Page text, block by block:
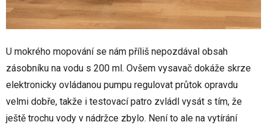
U mokrého mopování se nám příliš nepozdával obsah
zásobníku na vodu s 200 ml. Ovšem vysavač dokáže skrze
elektronicky ovládanou pumpu regulovat průtok opravdu
velmi dobře, takže i testovací patro zvládl vysát s tím, že
ještě trochu vody v nádržce zbylo. Není to ale na vytírání